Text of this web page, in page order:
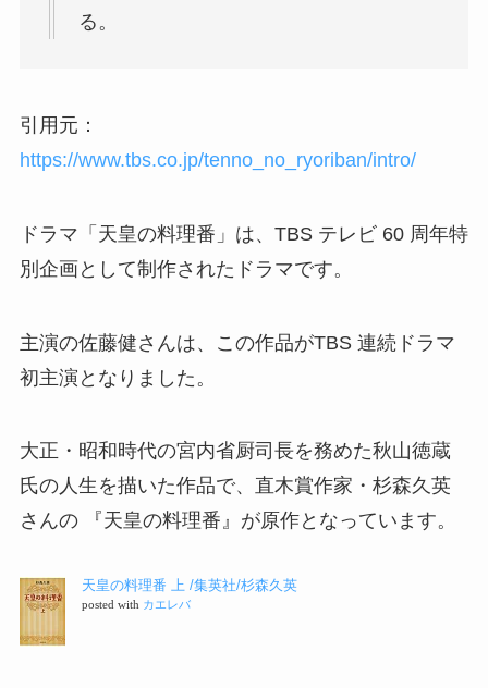
る。
引用元：
https://www.tbs.co.jp/tenno_no_ryoriban/intro/
ドラマ「天皇の料理番」は、 TBS テレビ 60 周年特
別企画として制作されたドラマです。
主演の佐藤健さんは、この作品がTBS 連続ドラマ
初主演となりました。
大正・昭和時代の宮内省厨司長を務めた秋山徳蔵
氏の人生を描いた作品で、直木賞作家・杉森久英
さんの 『天皇の料理番』が原作となっています。
天皇の料理番 上 /集英社/杉森久英
posted with カエレバ